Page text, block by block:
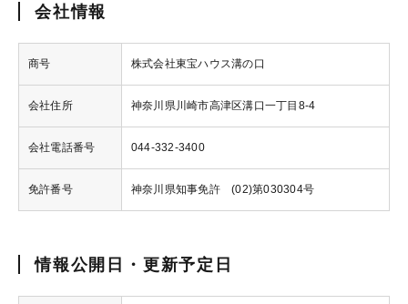
会社情報
商号 株式会社東宝ハウス溝の口
会社住所 神奈川県川崎市高津区溝口一丁目8-4
会社電話番号 044-332-3400
免許番号 神奈川県知事免許 (02)第030304号
情報公開日・更新予定日